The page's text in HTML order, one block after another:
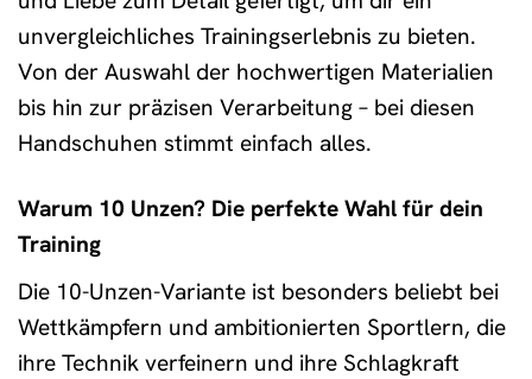
unvergleichliches Trainingserlebnis zu bieten.
Von der Auswahl der hochwertigen Materialien
bis hin zur präzisen Verarbeitung – bei diesen
Handschuhen stimmt einfach alles.
Warum 10 Unzen? Die perfekte Wahl für dein
Training
Die 10-Unzen-Variante ist besonders beliebt bei
Wettkämpfern und ambitionierten Sportlern, die
ihre Technik verfeinern und ihre Schlagkraft